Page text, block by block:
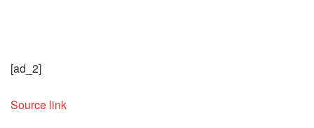
[ad_2]
Source link